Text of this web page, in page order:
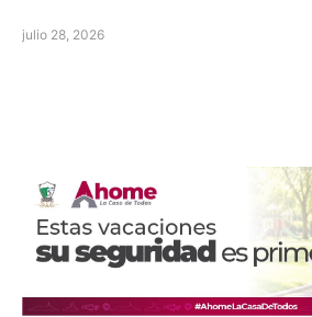
julio 28, 2026